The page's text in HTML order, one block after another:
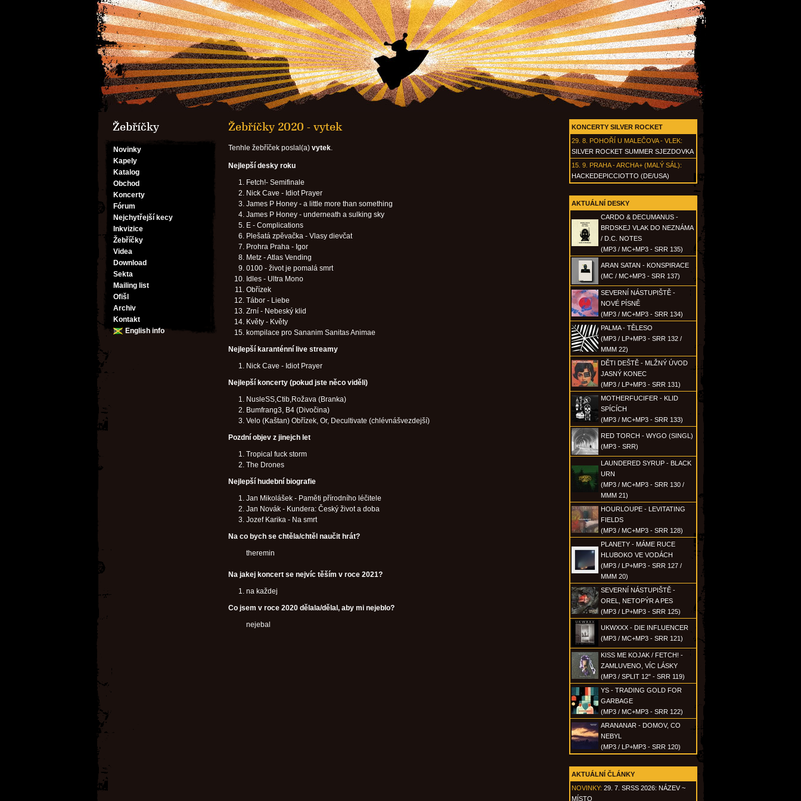
Žebříčky
Novinky
Kapely
Katalog
Obchod
Koncerty
Fórum
Nejchytřejší kecy
Inkvizice
Žebříčky
Videa
Download
Sekta
Mailing list
Ofišl
Archiv
Kontakt
English info
KONCERTY SILVER ROCKET
29. 8. POHOŘÍ U MALEČOVA - VLEK:
SILVER ROCKET SUMMER SJEZDOVKA
15. 9. PRAHA - ARCHA+ (MALÝ SÁL):
HACKEDEPICCIOTTO (DE/USA)
AKTUÁLNÍ DESKY
CARDO & DECUMANUS -
BRDSKEJ VLAK DO NEZNÁMA
/ D.C. NOTES
(MP3 / MC+MP3 - SRR 135)
ARAN SATAN - KONSPIRACE
(MC / MC+MP3 - SRR 137)
SEVERNÍ NÁSTUPIŠTĚ -
NOVÉ PÍSNĚ
(MP3 / MC+MP3 - SRR 134)
PALMA - TĚLESO
(MP3 / LP+MP3 - SRR 132 /
MMM 22)
DĚTI DEŠTĚ - MLŽNÝ ÚVOD
JASNÝ KONEC
(MP3 / LP+MP3 - SRR 131)
MOTHERFUCIFER - KLID
SPÍCÍCH
(MP3 / MC+MP3 - SRR 133)
RED TORCH - WYGO (SINGL)
(MP3 - SRR)
LAUNDERED SYRUP - BLACK
URN
(MP3 / MC+MP3 - SRR 130 /
MMM 21)
HOURLOUPE - LEVITATING
FIELDS
(MP3 / MC+MP3 - SRR 128)
PLANETY - MÁME RUCE
HLUBOKO VE VODÁCH
(MP3 / LP+MP3 - SRR 127 /
MMM 20)
SEVERNÍ NÁSTUPIŠTĚ -
OREL, NETOPÝR A PES
(MP3 / LP+MP3 - SRR 125)
UKWXXX - DIE INFLUENCER
(MP3 / MC+MP3 - SRR 121)
KISS ME KOJAK / FETCH! -
ZAMLUVENO, VÍC LÁSKY
(MP3 / SPLIT 12" - SRR 119)
YS - TRADING GOLD FOR
GARBAGE
(MP3 / MC+MP3 - SRR 122)
ARANANAR - DOMOV, CO
NEBYL
(MP3 / LP+MP3 - SRR 120)
AKTUÁLNÍ ČLÁNKY
NOVINKY: 29. 7. SRSS 2026: NÁZEV ~
MÍSTO
Žebříčky 2020 - vytek
Tenhle žebříček poslal(a) vytek.
Nejlepší desky roku
Fetch!- Semifinale
Nick Cave - Idiot Prayer
James P Honey - a little more than something
James P Honey - underneath a sulking sky
E - Complications
Plešatá zpěvačka - Vlasy dievčat
Prohra Praha - Igor
Metz - Atlas Vending
0100 - život je pomalá smrt
Idles - Ultra Mono
Obřízek
Tábor - Liebe
Zrní - Nebeský klid
Květy - Květy
kompilace pro Sananim Sanitas Animae
Nejlepší karanténní live streamy
Nick Cave - Idiot Prayer
Nejlepší koncerty (pokud jste něco viděli)
NusleSS,Ctib,Rožava (Branka)
Bumfrang3, B4 (Divočina)
Velo (Kaštan) Obřízek, Or, Decultivate (chlévnášvezdejší)
Pozdní objev z jinejch let
Tropical fuck storm
The Drones
Nejlepší hudební biografie
Jan Mikolášek - Paměti přírodního léčitele
Jan Novák - Kundera: Český život a doba
Jozef Karika - Na smrt
Na co bych se chtěla/chtěl naučit hrát?
theremin
Na jakej koncert se nejvíc těším v roce 2021?
na každej
Co jsem v roce 2020 dělala/dělal, aby mi nejeblo?
nejebal